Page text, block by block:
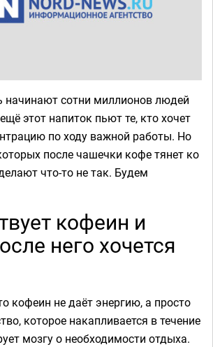
начинают сотни миллионов людей
этот напиток пьют те, кто хочет
по ходу важной работы. Но
после чашечки кофе тянет ко
что-то не так. Будем
кофеин и
него хочется
кофеин не даёт энергию, а просто
которое накапливается в течение
мозгу о необходимости отдыха.